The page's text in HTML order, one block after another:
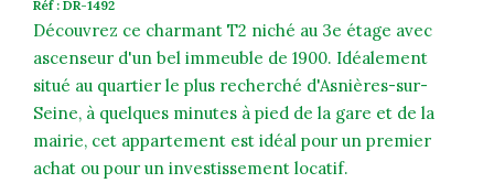
Réf : DR-1492
Découvrez ce charmant T2 niché au 3e étage avec
ascenseur d'un bel immeuble de 1900. Idéalement
situé au quartier le plus recherché d'Asnières-sur-
Seine, à quelques minutes à pied de la gare et de la
mairie, cet appartement est idéal pour un premier
achat ou pour un investissement locatif.